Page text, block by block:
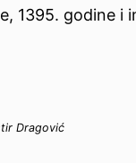
1395. godine i
Dragović